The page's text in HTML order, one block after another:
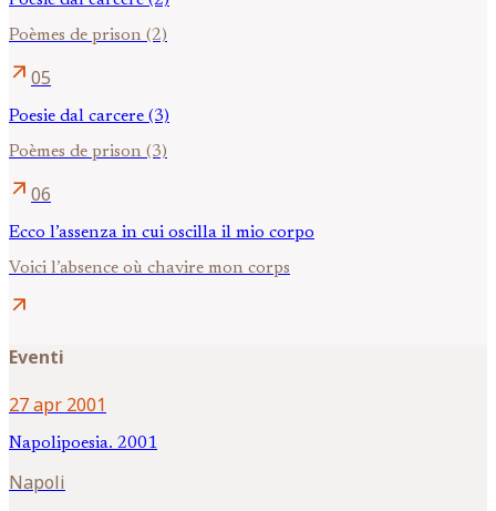
Poèmes de prison (2)
arrow_outward 05
Poesie dal carcere (3)
Poèmes de prison (3)
arrow_outward 06
Ecco l’assenza in cui oscilla il mio corpo
Voici l’absence où chavire mon corps
arrow_outward
Eventi
27 apr 2001
Napolipoesia. 2001
Napoli